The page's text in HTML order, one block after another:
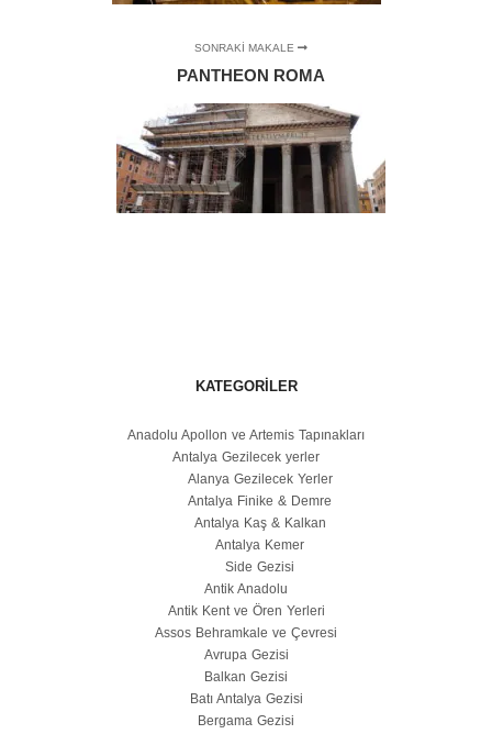
SONRAKI MAKALE
PANTHEON ROMA
KATEGORILER
Anadolu Apollon ve Artemis Tapınakları
Antalya Gezilecek yerler
Alanya Gezilecek Yerler
Antalya Finike & Demre
Antalya Kaş & Kalkan
Antalya Kemer
Side Gezisi
Antik Anadolu
Antik Kent ve Ören Yerleri
Assos Behramkale ve Çevresi
Avrupa Gezisi
Balkan Gezisi
Batı Antalya Gezisi
Bergama Gezisi